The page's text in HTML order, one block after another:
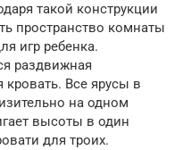
такой конструкции
пространство комнаты
игр ребенка.
раздвижная
кровать. Все ярусы в
на одном
высоты в один
для троих.